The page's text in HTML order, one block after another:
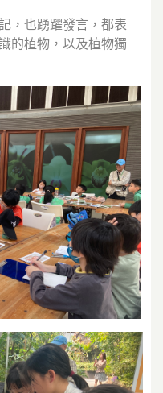
，也踴躍發言，都表
的植物，以及植物獨